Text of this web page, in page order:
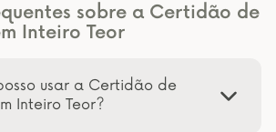
sobre a Certidão de
Inteiro Teor
usar a Certidão de
Inteiro Teor?